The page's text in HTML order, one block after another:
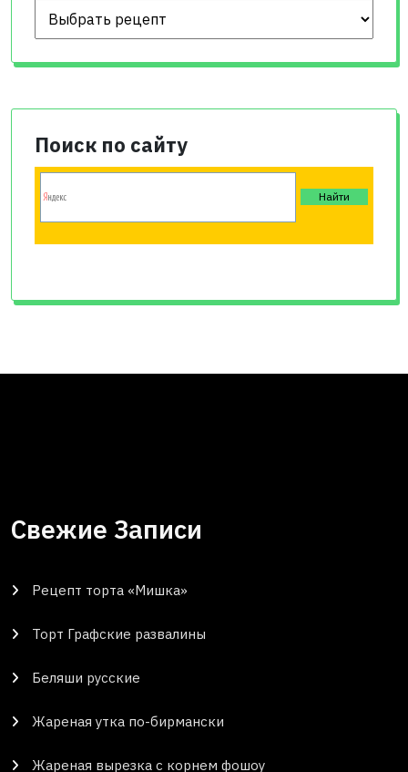
Поиск по сайту
Свежие Записи
Рецепт торта «Мишка»
Торт Графские развалины
Беляши русские
Жареная утка по-бирмански
Жареная вырезка с корнем фошоу